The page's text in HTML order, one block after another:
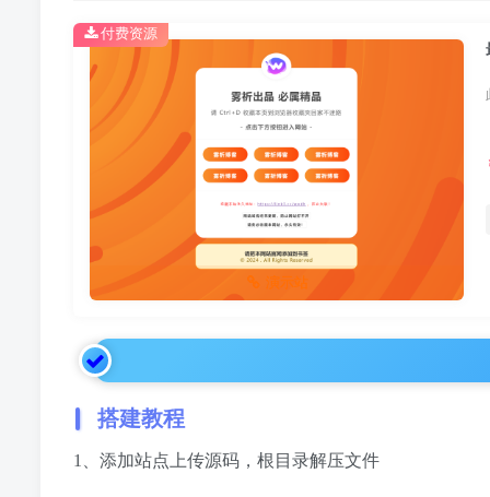
演示站
付费资源
搭建教程
1、添加站点上传源码，根目录解压文件